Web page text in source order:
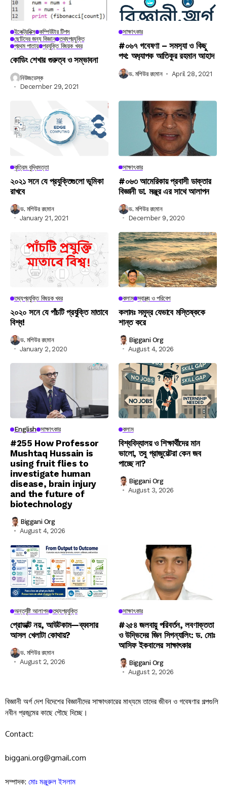
ইলেক্ট্রনিক্স কম্পিউটার টিপস
ছোটদের জন্য বিজ্ঞান তথ্যপ্রযুক্তি
প্রথম পাতায় প্রযুক্তি বিষয়ক খবর
কোডিং শেখার গুরুত্ব ও সম্ভাবনা
নিউজডেস্ক
December 29, 2021
সাক্ষাৎকার
#০৬৭ গবেষণা – সমস‍্যা ও কিছু
পথ: অধ‍্যাপক আতিকুর রহমান আহাদ
ড. মশিউর রহমান April 28, 2021
কৃত্রিম বুদ্ধিমত্তা
২০২১ সনে যে প্রযুক্তিগুলো ভূমিকা
রাখবে
ড. মশিউর রহমান
January 21, 2021
সাক্ষাৎকার
#০৬৩ আমেরিকায় প্রবাসী ডাক্তার
বিজ্ঞানী ডা. মঞ্জুর এর সাথে আলাপন
ড. মশিউর রহমান
December 9, 2020
তথ্যপ্রযুক্তি বিষয়ক খবর
২০২০ সনে যে পাঁচটি প্রযুক্তি মাতাবে
বিশ্ব!
ড. মশিউর রহমান
January 2, 2020
কলাম স্বাস্থ্য ও পরিবেশ
কলামঃ সমুদ্র যেভাবে মস্তিষ্ককে
শান্ত করে
Biggani Org
August 4, 2026
English সাক্ষাৎকার
#255 How Professor
Mushtaq Hussain is
using fruit flies to
investigate human
disease, brain injury
and the future of
biotechnology
Biggani Org
August 4, 2026
কলাম
বিশ্ববিদ্যালয় ও শিক্ষার্থীদের মান
ভালো, তবু গ্রাজুয়েটরা কেন জব
পাচ্ছে না?
Biggani Org
August 3, 2026
অন্তর্দৃষ্টি আলাপন তথ্যপ্রযুক্তি
প্রোডাক্ট নয়, আউটকাম—ব্যবসার
আসল খেলাটা কোথায়?
ড. মশিউর রহমান
August 2, 2026
সাক্ষাৎকার
#২৫৪ জলবায়ু পরিবর্তন, লবণাক্ততা
ও উদ্ভিদের জিন সিগন্যালিং: ড. মোঃ
আসিফ ইকবালের সাক্ষাৎকার
Biggani Org
August 2, 2026
বিজ্ঞানী অর্গ দেশ বিদেশের বিজ্ঞানীদের সাক্ষাৎকারের মাধ্যমে তাদের জীবন ও গবেষণার গল্পগুলি
নবীন প্রজন্মের কাছে পৌছে দিচ্ছে।
Contact:
biggani.org@gmail.com
সম্পাদক: মোঃ মঞ্জুরুল ইসলাম